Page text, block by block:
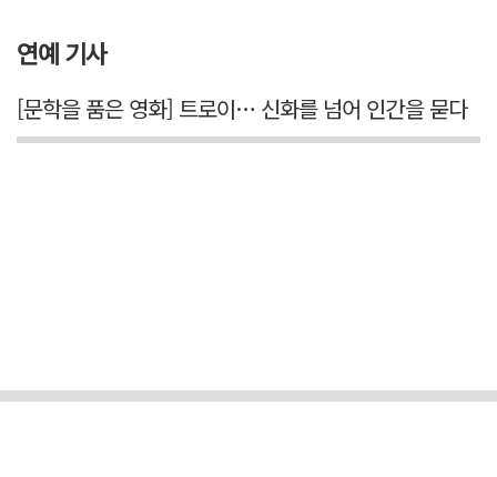
연예 기사
[문학을 품은 영화] 트로이… 신화를 넘어 인간을 묻다